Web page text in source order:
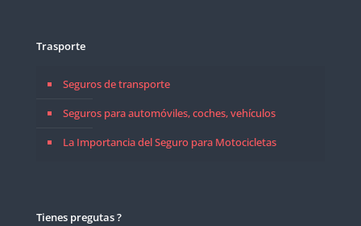
Trasporte
Seguros de transporte
Seguros para automóviles, coches, vehículos
La Importancia del Seguro para Motocicletas
Tienes pregutas ?